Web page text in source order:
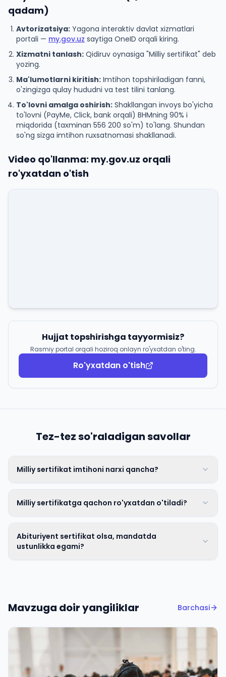
qadam)
Avtorizatsiya: Yagona interaktiv davlat xizmatlari
portali — my.gov.uz saytiga OneID orqali kiring.
Xizmatni tanlash: Qidiruv oynasiga "Milliy sertifikat" deb
yozing.
Ma'lumotlarni kiritish: Imtihon topshiriladigan fanni,
o'zingizga qulay hududni va test tilini tanlang.
To'lovni amalga oshirish: Shakllangan invoys bo'yicha
to'lovni (PayMe, Click, bank orqali) BHMning 90% i
miqdorida (taxminan 556 200 so'm) to'lang. Shundan
so'ng sizga imtihon ruxsatnomasi shakllanadi.
Video qo'llanma: my.gov.uz orqali
ro'yxatdan o'tish
Hujjat topshirishga tayyormisiz?
Rasmiy portal orqali hoziroq onlayn ro'yxatdan o'ting.
Ro'yxatdan o'tish
Tez-tez so'raladigan savollar
Milliy sertifikat imtihoni narxi qancha?
Milliy sertifikatga qachon ro'yxatdan o'tiladi?
Abituriyent sertifikat olsa, mandatda
ustunlikka egami?
Mavzuga doir yangiliklar Barchasi